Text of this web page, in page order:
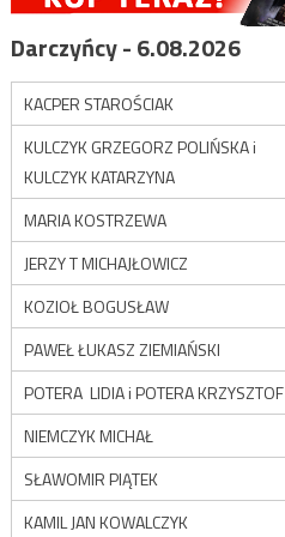
Darczyńcy - 6.08.2026
KACPER STAROŚCIAK
KULCZYK GRZEGORZ POLIŃSKA i
KULCZYK KATARZYNA
MARIA KOSTRZEWA
JERZY T MICHAJŁOWICZ
KOZIOŁ BOGUSŁAW
PAWEŁ ŁUKASZ ZIEMIAŃSKI
POTERA LIDIA i POTERA KRZYSZTOF
NIEMCZYK MICHAŁ
SŁAWOMIR PIĄTEK
KAMIL JAN KOWALCZYK